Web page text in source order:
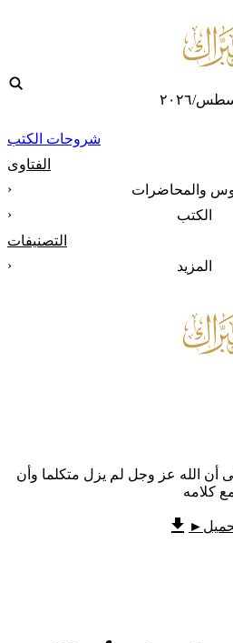
شروحات الكتب
الفتاوى
والمحاضرات
‹
الكتب
‹
التصنيفات
المزيد
‹
على أن الله عز وجل لم يزل متكلما وأن
كلامه
►